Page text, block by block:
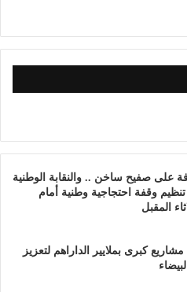
على صفيح ساخن .. والنقابة الوطنية
تنظيم وقفة احتجاجية وطنية أمام
المقبل
كبرى بملايير الداراهم لتعزيز